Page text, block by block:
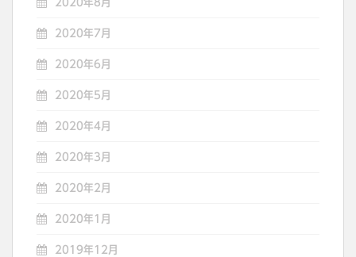
2020年8月
2020年7月
2020年6月
2020年5月
2020年4月
2020年3月
2020年2月
2020年1月
2019年12月